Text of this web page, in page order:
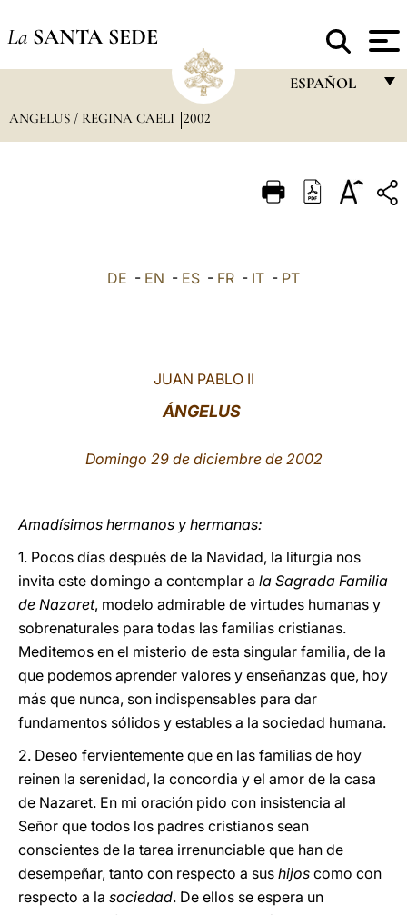
La SANTA SEDE
ESPAÑOL
ITALIANO
ANGELUS / REGINA CAELI 2002
DE - EN - ES - FR - IT - PT
JUAN PABLO II
ÁNGELUS
Domingo 29 de diciembre de 2002
Amadísimos hermanos y hermanas:
1. Pocos días después de la Navidad, la liturgia nos
invita este domingo a contemplar a la Sagrada Familia
de Nazaret, modelo admirable de virtudes humanas y
sobrenaturales para todas las familias cristianas.
Meditemos en el misterio de esta singular familia, de la
que podemos aprender valores y enseñanzas que, hoy
más que nunca, son indispensables para dar
fundamentos sólidos y estables a la sociedad humana.
2. Deseo fervientemente que en las familias de hoy
reinen la serenidad, la concordia y el amor de la casa
de Nazaret. En mi oración pido con insistencia al
Señor que todos los padres cristianos sean
conscientes de la tarea irrenunciable que han de
desempeñar, tanto con respecto a sus hijos como con
respecto a la sociedad. De ellos se espera un